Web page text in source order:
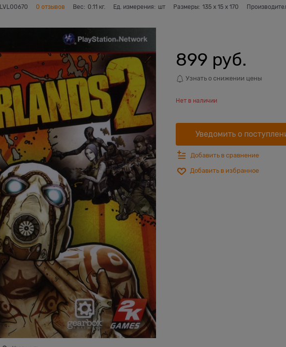
LVL00670 0 отзывов Вес: 0.11 кг. Ед. измерения: шт Размеры: 135x 15x 170
899 руб.
Узнать о снижении цены
Нет в наличии
Уведомить о
Добавить в сравнение
Добавить в избранное